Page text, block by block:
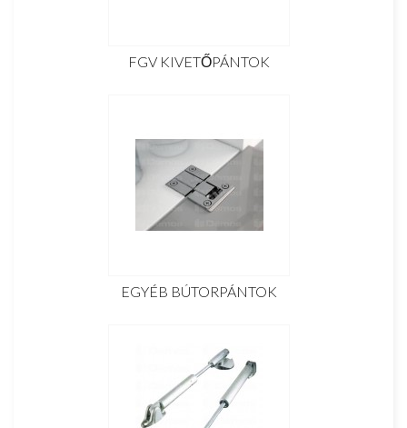
FGV KIVETŐPÁNTOK
EGYÉB BÚTORPÁNTOK